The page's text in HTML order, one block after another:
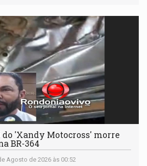
do 'Xandy Motocross' morre
BR-364
Agosto de 2026 às 00:52